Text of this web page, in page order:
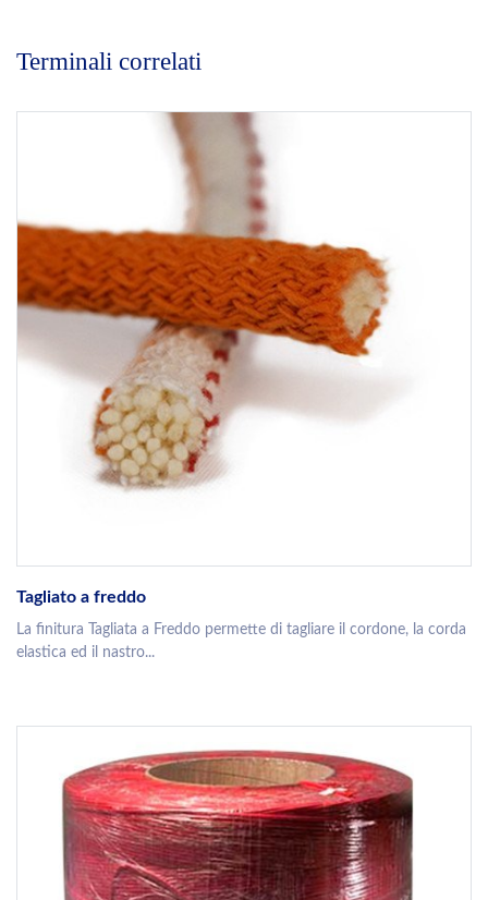
Terminali correlati
Tagliato a freddo
La finitura Tagliata a Freddo permette di tagliare il cordone, la corda
elastica ed il nastro...